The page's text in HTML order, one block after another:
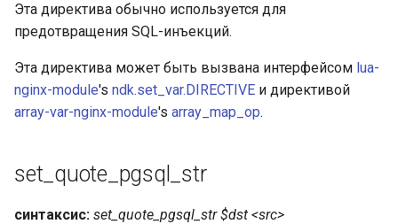
woothee
worker-events
xxhash
Эта директива обычно используется для
предотвращения SQL-инъекций.
Эта директива может быть вызвана интерфейсом lua-
nginx-module's ndk.set_var.DIRECTIVE и директивой
array-var-nginx-module's array_map_op.
set_quote_pgsql_str
синтаксис: set_quote_pgsql_str $dst <src>